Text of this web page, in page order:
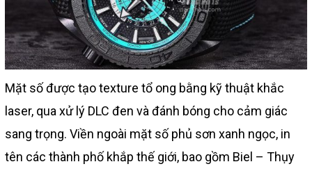
Mặt số được tạo texture tổ ong bằng kỹ thuật khắc
laser, qua xử lý DLC đen và đánh bóng cho cảm giác
sang trọng. Viền ngoài mặt số phủ sơn xanh ngọc, in
tên các thành phố khắp thế giới, bao gồm Biel – Thụy